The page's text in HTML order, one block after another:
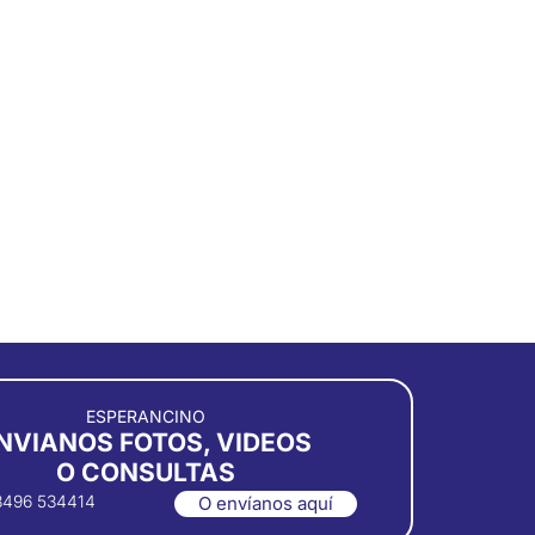
ESPERANCINO
FOTOS, VIDEOS
O CONSULTAS
534414 O envíanos aquí